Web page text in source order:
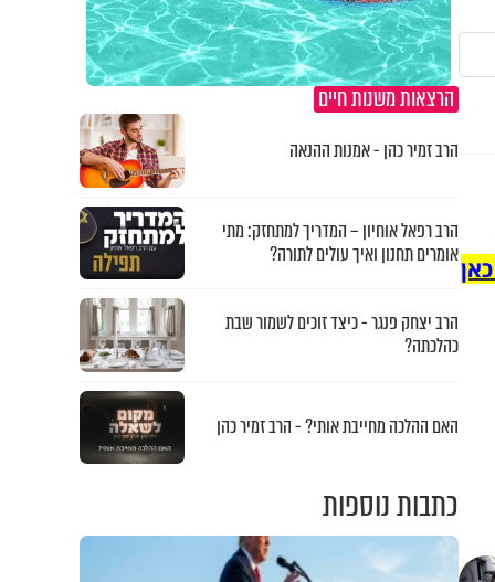
הרצאות משנות חיים
הרב זמיר כהן - אמנות ההנאה
הרב רפאל אוחיון – המדריך למתחזק: מתי
אומרים תחנון ואיך עולים לתורה?
הרב יצחק פנגר - כיצד זוכים לשמור שבת
כהלכתה?
האם ההלכה מחייבת אותי? - הרב זמיר כהן
כתבות נוספות